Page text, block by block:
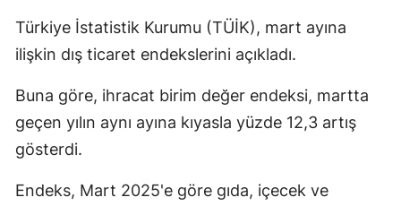
Türkiye İstatistik Kurumu (TÜİK), mart ayına
ilişkin dış ticaret endekslerini açıkladı.
Buna göre, ihracat birim değer endeksi, martta
geçen yılın aynı ayına kıyasla yüzde 12,3 artış
gösterdi.
Endeks, Mart 2025'e göre gıda, içecek ve